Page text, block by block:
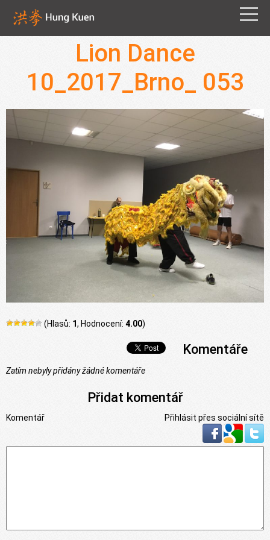
Lion Dance
10_2017_Brno_ 053
(Hlasů: 1, Hodnocení: 4.00)
Komentáře
Zatím nebyly přidány žádné komentáře
Přidat komentář
Přihlásit přes sociální sítě
Komentář